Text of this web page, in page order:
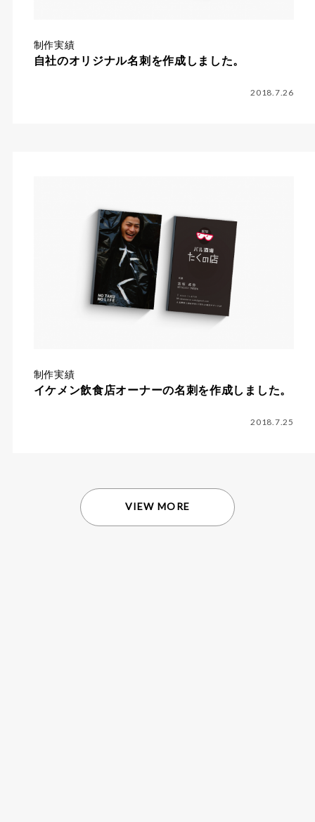
制作実績
自社のオリジナル名刺を作成しました。
2018.7.26
制作実績
イケメン飲食店オーナーの名刺を作成しました。
2018.7.25
VIEW MORE